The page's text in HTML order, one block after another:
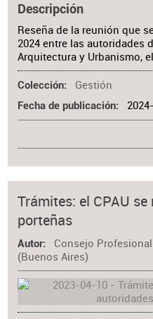
Descripción
Reseña de la reunión que
2024 entre las autoridades
Arquitectura y Urbanismo,
Colección Gestión
Fecha de publicación
Trámites: el CPAU
porteñas
Autor
Consejo
(Buenos Aires)